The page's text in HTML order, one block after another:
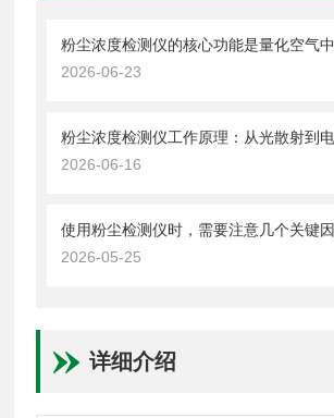
2026-06-23
粉尘浓度检测仪工作原理：从光散射到
2026-06-16
使用粉尘检测仪时，需要注意几个关键
2026-05-25
详细介绍